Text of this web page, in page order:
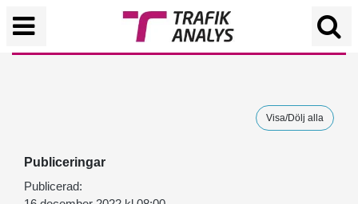
Visa/Dölj alla
Publiceringar
Publicerad: